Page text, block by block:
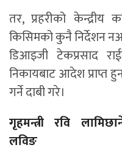
तर, प्रहरीको केन्द्रीय
किसिमको कुनै निर्देशन
डिआइजी टेकप्रसाद
निकायबाट आदेश प्राप्त
गर्ने दाबी गरे।
गृहमन्त्री रवि
लविङ